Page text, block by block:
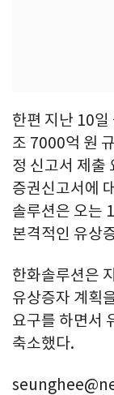
한편 지난 10
조 7000억 원
정 신고서 제출
증권신고서에
솔루션은 오는
본격적인 유상
한화솔루션은
유상증자 계획
요구를 하면서
축소했다.